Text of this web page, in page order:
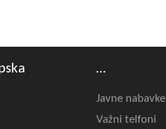
...
Javne nabavke
Važni telfoni